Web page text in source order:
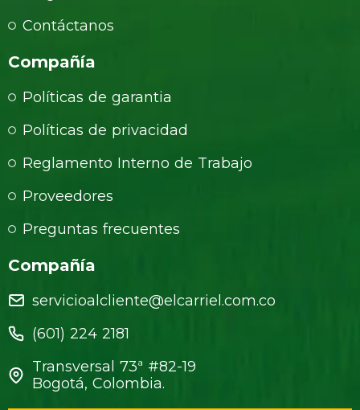
Contáctanos
Compañía
Políticas de garantia
Políticas de privacidad
Reglamento Interno de Trabajo
Proveedores
Preguntas frecuentes
Compañía
servicioalcliente@elcarriel.com.co
(601) 224 2181
Transversal 73ª #82-19
Bogotá, Colombia.